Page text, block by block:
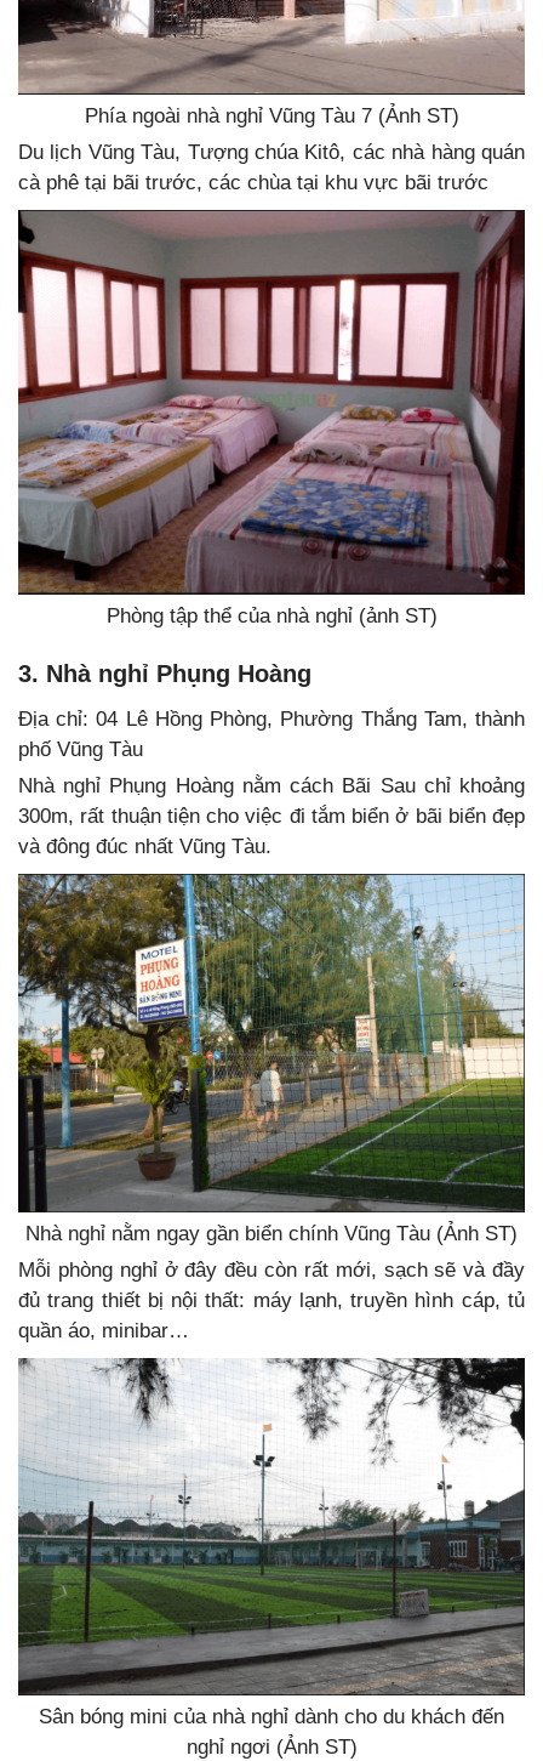
Phía ngoài nhà nghỉ Vũng Tàu 7 (Ảnh ST)
Du lịch Vũng Tàu, Tượng chúa Kitô, các nhà hàng quán
cà phê tại bãi trước, các chùa tại khu vực bãi trước
Phòng tập thể của nhà nghỉ (ảnh ST)
3. Nhà nghỉ Phụng Hoàng
Địa chỉ:04 Lê Hồng Phòng, Phường Thắng Tam, thành
phố Vũng Tàu
Nhà nghỉ Phụng Hoàng nằm cách Bãi Sau chỉ khoảng
300m, rất thuận tiện cho việc đi tắm biển ở bãi biển đẹp
và đông đúc nhất Vũng Tàu.
Nhà nghỉ nằm ngay gần biển chính Vũng Tàu (Ảnh ST)
Mỗi phòng nghỉ ở đây đều còn rất mới, sạch sẽ và đầy
đủ trang thiết bị nội thất: máy lạnh, truyền hình cáp, tủ
quần áo, minibar…
Sân bóng mini của nhà nghỉ dành cho du khách đến
nghỉ ngơi (Ảnh ST)